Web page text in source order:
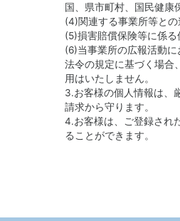
国、県市町村、国民健康
(4)関連する事業所等との
(5)損害賠償保険等に係
(6)当事業所の広報活動
法令の規定に基づく場合
用はいたしません。
3.お客様の個人情報は、
請求から守ります。
4.お客様は、ご登録され
ることができます。